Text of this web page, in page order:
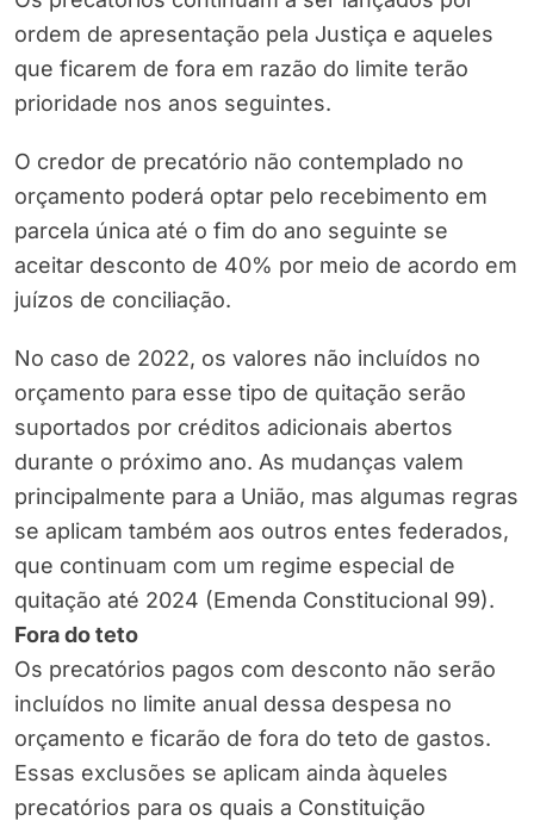
ordem de apresentação pela Justiça e aqueles
que ficarem de fora em razão do limite terão
prioridade nos anos seguintes.
O credor de precatório não contemplado no
orçamento poderá optar pelo recebimento em
parcela única até o fim do ano seguinte se
aceitar desconto de 40% por meio de acordo em
juízos de conciliação.
No caso de 2022, os valores não incluídos no
orçamento para esse tipo de quitação serão
suportados por créditos adicionais abertos
durante o próximo ano. As mudanças valem
principalmente para a União, mas algumas regras
se aplicam também aos outros entes federados,
que continuam com um regime especial de
quitação até 2024 (Emenda Constitucional 99).
Fora do teto
Os precatórios pagos com desconto não serão
incluídos no limite anual dessa despesa no
orçamento e ficarão de fora do teto de gastos.
Essas exclusões se aplicam ainda àqueles
precatórios para os quais a Constituição